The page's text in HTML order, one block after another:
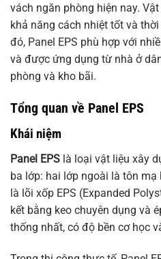
vách ngăn phòng hiện nay.
khả năng cách nhiệt tốt và
đó, Panel EPS phù hợp với
và được ứng dụng từ nhà ở
phòng và kho bãi.
Tổng quan về Panel EPS
Khái niệm
Panel EPS là loại vật liệu xây
ba lớp: hai lớp ngoài là tôn
là lõi xốp EPS (Expanded
kết bằng keo chuyên dụng và
thống nhất, có độ bền cơ học